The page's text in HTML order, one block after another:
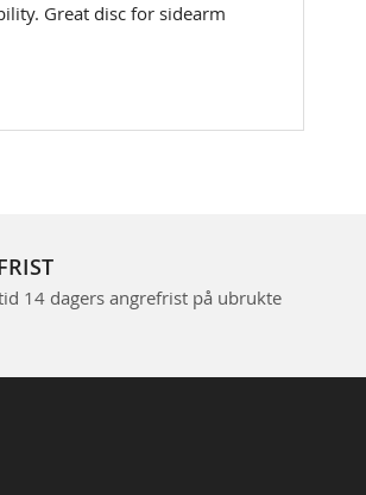
Great disc for sidearm
14 dagers angrefrist på ubrukte